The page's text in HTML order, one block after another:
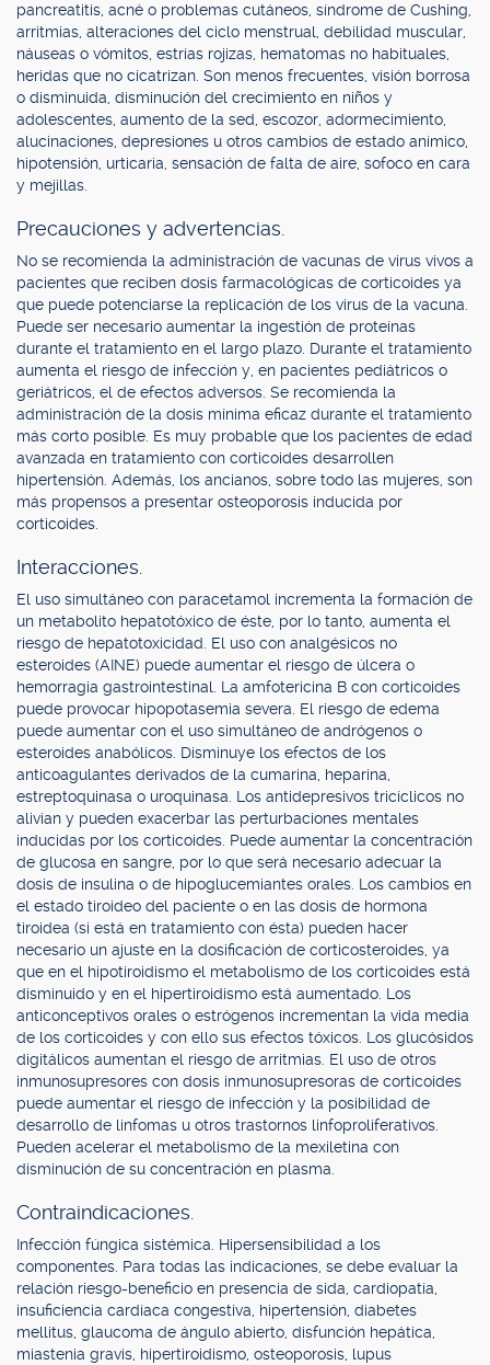
pancreatitis, acné o problemas cutáneos, síndrome de Cushing,
arritmias, alteraciones del ciclo menstrual, debilidad muscular,
náuseas o vómitos, estrías rojizas, hematomas no habituales,
heridas que no cicatrizan. Son menos frecuentes, visión borrosa
o disminuida, disminución del crecimiento en niños y
adolescentes, aumento de la sed, escozor, adormecimiento,
alucinaciones, depresiones u otros cambios de estado anímico,
hipotensión, urticaria, sensación de falta de aire, sofoco en cara
y mejillas.
Precauciones y advertencias.
No se recomienda la administración de vacunas de virus vivos a
pacientes que reciben dosis farmacológicas de corticoides ya
que puede potenciarse la replicación de los virus de la vacuna.
Puede ser necesario aumentar la ingestión de proteínas
durante el tratamiento en el largo plazo. Durante el tratamiento
aumenta el riesgo de infección y, en pacientes pediátricos o
geriátricos, el de efectos adversos. Se recomienda la
administración de la dosis mínima eficaz durante el tratamiento
más corto posible. Es muy probable que los pacientes de edad
avanzada en tratamiento con corticoides desarrollen
hipertensión. Además, los ancianos, sobre todo las mujeres, son
más propensos a presentar osteoporosis inducida por
corticoides.
Interacciones.
El uso simultáneo con paracetamol incrementa la formación de
un metabolito hepatotóxico de éste, por lo tanto, aumenta el
riesgo de hepatotoxicidad. El uso con analgésicos no
esteroides (AINE) puede aumentar el riesgo de úlcera o
hemorragia gastrointestinal. La amfotericina B con corticoides
puede provocar hipopotasemia severa. El riesgo de edema
puede aumentar con el uso simultáneo de andrógenos o
esteroides anabólicos. Disminuye los efectos de los
anticoagulantes derivados de la cumarina, heparina,
estreptoquinasa o uroquinasa. Los antidepresivos tricíclicos no
alivian y pueden exacerbar las perturbaciones mentales
inducidas por los corticoides. Puede aumentar la concentración
de glucosa en sangre, por lo que será necesario adecuar la
dosis de insulina o de hipoglucemiantes orales. Los cambios en
el estado tiroideo del paciente o en las dosis de hormona
tiroidea (si está en tratamiento con ésta) pueden hacer
necesario un ajuste en la dosificación de corticosteroides, ya
que en el hipotiroidismo el metabolismo de los corticoides está
disminuido y en el hipertiroidismo está aumentado. Los
anticonceptivos orales o estrógenos incrementan la vida media
de los corticoides y con ello sus efectos tóxicos. Los glucósidos
digitálicos aumentan el riesgo de arritmias. El uso de otros
inmunosupresores con dosis inmunosupresoras de corticoides
puede aumentar el riesgo de infección y la posibilidad de
desarrollo de linfomas u otros trastornos linfoproliferativos.
Pueden acelerar el metabolismo de la mexiletina con
disminución de su concentración en plasma.
Contraindicaciones.
Infección fúngica sistémica. Hipersensibilidad a los
componentes. Para todas las indicaciones, se debe evaluar la
relación riesgo-beneficio en presencia de sida, cardiopatía,
insuficiencia cardíaca congestiva, hipertensión, diabetes
mellitus, glaucoma de ángulo abierto, disfunción hepática,
miastenia gravis, hipertiroidismo, osteoporosis, lupus